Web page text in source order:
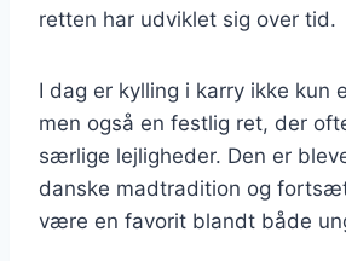
retten har udviklet sig over tid.
I dag er kylling i karry ikke kun
men også en festlig ret, der
særlige lejligheder. Den er
danske madtradition og
være en favorit blandt både